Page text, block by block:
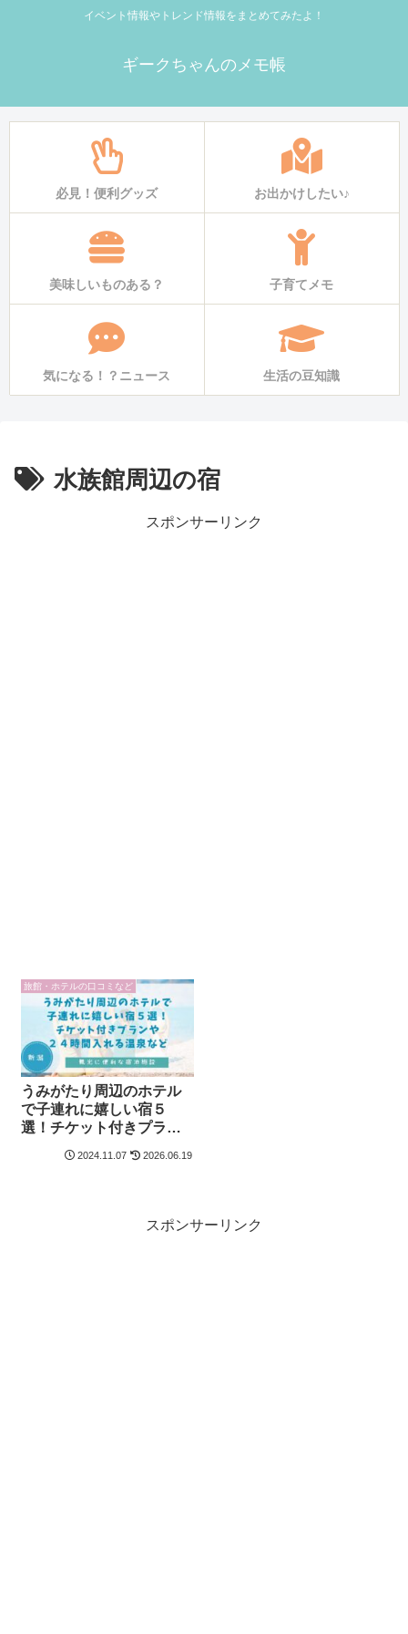
イベント情報やトレンド情報をまとめてみたよ！
ギークちゃんのメモ帳
必見！便利グッズ お出かけしたい♪
美味しいものある？ 子育てメモ
気になる！？ニュース 生活の豆知識
水族館周辺の宿
スポンサーリンク
旅館・ホテルの口コミなど
うみがたり周辺のホテル
で子連れに嬉しい宿５
選！チケット付きプラン
や温泉など
2024.11.07 2026.06.19
スポンサーリンク